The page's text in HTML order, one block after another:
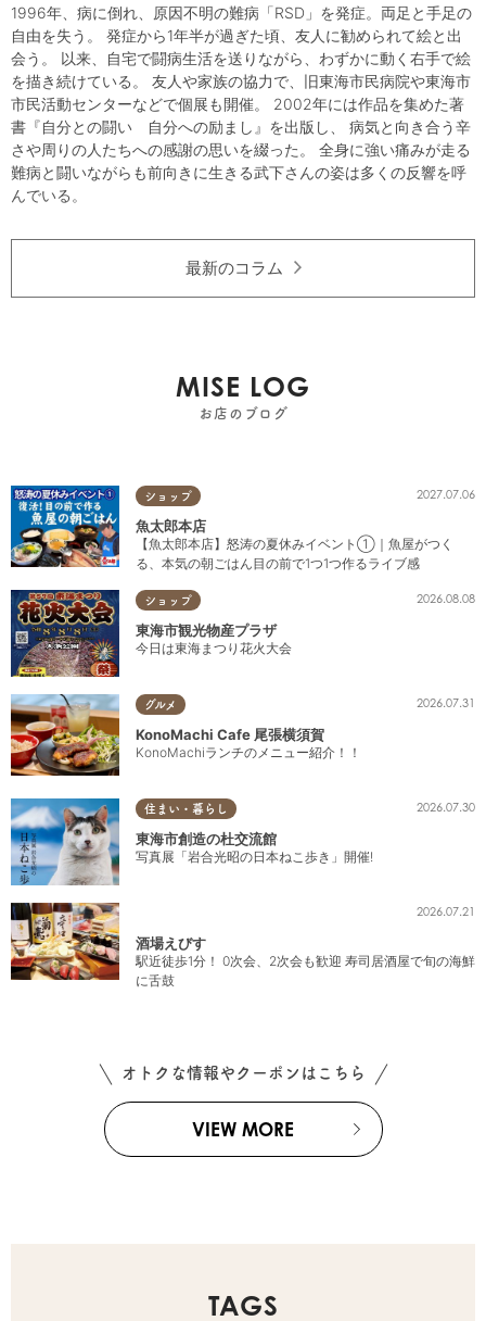
1996年、病に倒れ、原因不明の難病「RSD」を発症。両足と手足の
自由を失う。 発症から1年半が過ぎた頃、友人に勧められて絵と出
会う。 以来、自宅で闘病生活を送りながら、わずかに動く右手で絵
を描き続けている。 友人や家族の協力で、旧東海市民病院や東海市
市民活動センターなどで個展も開催。 2002年には作品を集めた著
書『自分との闘い 自分への励まし』を出版し、 病気と向き合う辛
さや周りの人たちへの感謝の思いを綴った。 全身に強い痛みが走る
難病と闘いながらも前向きに生きる武下さんの姿は多くの反響を呼
んでいる。
最新のコラム
MISE LOG
お店のブログ
ショップ 2027.07.06
魚太郎本店
【魚太郎本店】怒涛の夏休みイベント①｜魚屋がつく
る、本気の朝ごはん目の前で1つ1つ作るライブ感
ショップ 2026.08.08
東海市観光物産プラザ
今日は東海まつり花火大会
グルメ 2026.07.31
KonoMachi Cafe 尾張横須賀
KonoMachiランチのメニュー紹介！！
住まい・暮らし 2026.07.30
東海市創造の杜交流館
写真展「岩合光昭の日本ねこ歩き」開催!
2026.07.21
酒場えびす
駅近徒歩1分！ 0次会、2次会も歓迎 寿司居酒屋で旬の海鮮
に舌鼓
オトクな情報やクーポンはこちら
VIEW MORE
TAGS